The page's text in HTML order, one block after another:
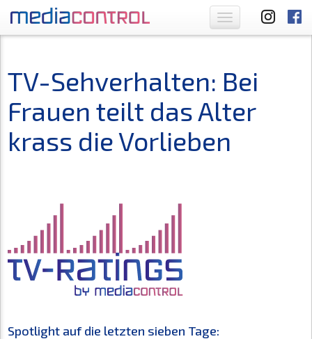
Toggle
navigation
TV-Sehverhalten: Bei
Frauen teilt das Alter
krass die Vorlieben
Spotlight auf die letzten sieben Tage: